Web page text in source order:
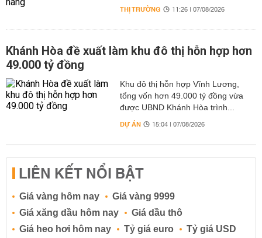
THỊ TRƯỜNG 11:26 | 07/08/2026
Khánh Hòa đề xuất làm khu đô thị hỗn hợp hơn
49.000 tỷ đồng
Khu đô thị hỗn hợp Vĩnh Lương,
tổng vốn hơn 49.000 tỷ đồng vừa
được UBND Khánh Hòa trình...
DỰ ÁN 15:04 | 07/08/2026
LIÊN KẾT NỔI BẬT
Giá vàng hôm nay
Giá vàng 9999
Giá xăng dầu hôm nay
Giá dầu thô
Giá heo hơi hôm nay
Tỷ giá euro
Tỷ giá USD